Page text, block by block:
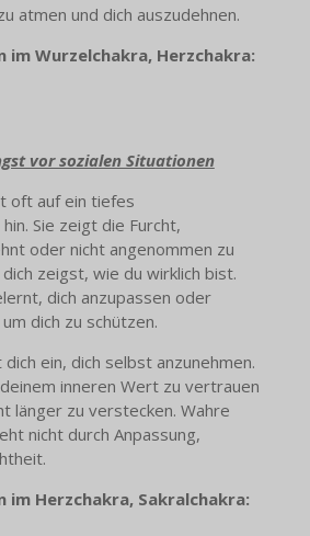
atmen und dich auszudehnen.
im Wurzelchakra, Herzchakra:
vor sozialen Situationen
oft auf ein tiefes
Sie zeigt die Furcht,
oder nicht angenommen zu
zeigst, wie du wirklich bist.
dich anzupassen oder
dich zu schützen.
ein, dich selbst anzunehmen.
inneren Wert zu vertrauen
länger zu verstecken. Wahre
nicht durch Anpassung,
im Herzchakra, Sakralchakra: